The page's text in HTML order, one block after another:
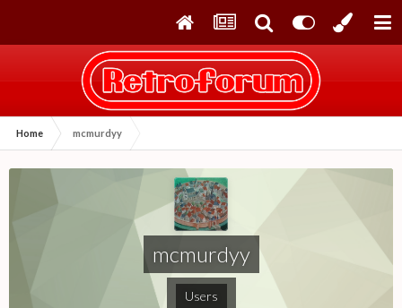
Home mcmurdyy
mcmurdyy
Users